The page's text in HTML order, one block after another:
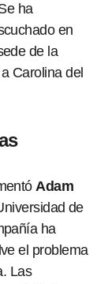
ha
en
de la
Carolina del
Adam
de
ha
el problema
Las